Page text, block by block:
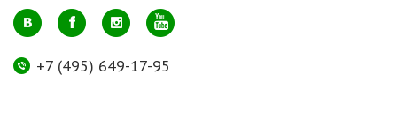
+7 (495) 649-17-95